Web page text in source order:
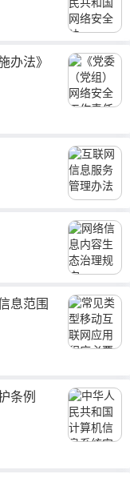
办法》
息范围
条例